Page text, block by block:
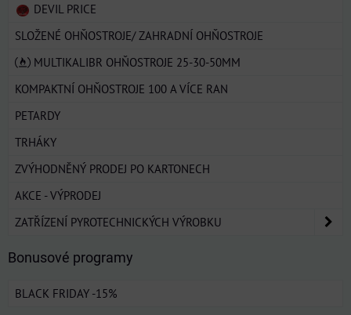
DEVIL PRICE
SLOŽENÉ OHŇOSTROJE/ ZAHRADNÍ OHŇOSTROJE
MULTIKALIBR OHŇOSTROJE 25-30-50MM
KOMPAKTNÍ OHŇOSTROJE 100 A VÍCE RAN
PETARDY
TRHÁKY
ZVÝHODNĚNÝ PRODEJ PO KARTONECH
AKCE - VÝPRODEJ
ZATŘÍZENÍ PYROTECHNICKÝCH VÝROBKU
Bonusové programy
BLACK FRIDAY -15%